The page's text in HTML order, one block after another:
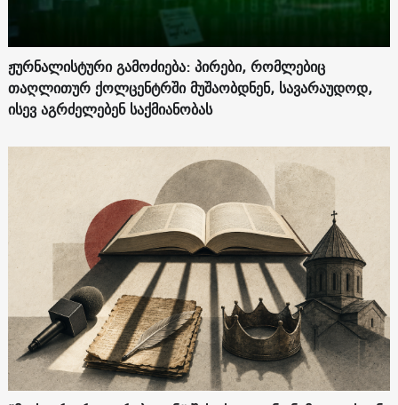
ჟურნალისტური გამოძიება: პირები, რომლებიც
თაღლითურ ქოლცენტრში მუშაობდნენ, სავარაუდოდ,
ისევ აგრძელებენ საქმიანობას